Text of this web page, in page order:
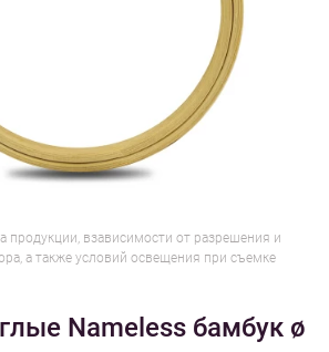
1/5
продукции, взависимости от разрешения и
а также условий освещения при съемке
Nameless бамбук ø